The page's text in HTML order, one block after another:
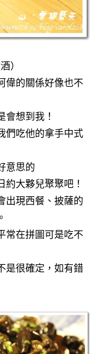
）
偉的關係好像也不
會想到我！
們吃他的拿手中式
意思的
約大夥兒聚聚吧！
出現西餐、披薩的
常在拼圖可是吃不
是很確定，如有錯